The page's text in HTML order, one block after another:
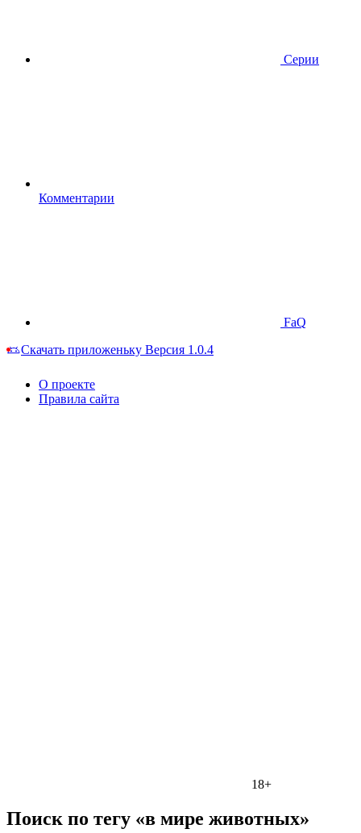
Серии
Комментарии
FaQ
Скачать приложеньку Версия 1.0.4
О проекте
Правила сайта
18+
Поиск по тегу «в мире животных»